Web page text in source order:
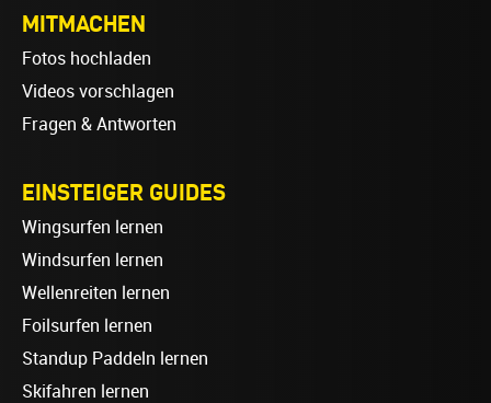
MITMACHEN
Fotos hochladen
Videos vorschlagen
Fragen & Antworten
EINSTEIGER GUIDES
Wingsurfen lernen
Windsurfen lernen
Wellenreiten lernen
Foilsurfen lernen
Standup Paddeln lernen
Skifahren lernen